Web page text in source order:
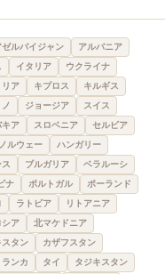
ゼルバイジャン
アルバニア
イタリア
ウクライナ
リア キプロス
キルギス
ジョージア
スイス
キア スロベニア
セルビア
ノルウェー
ハンガリー
ス ブルガリア
ベラルーシ
ナ ポルトガル
ポーランド
ラトビア
リトアニア
シア 北マケドニア
スタン
カザフスタン
ランカ タイ
タジキスタン